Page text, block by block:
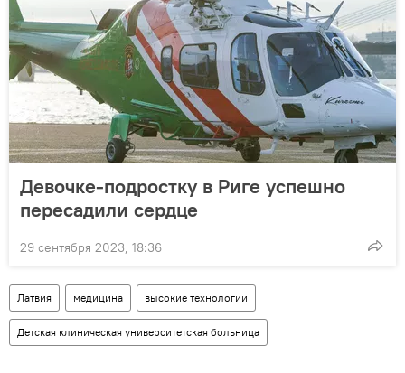
Девочке-подростку в Риге успешно
пересадили сердце
29 сентября 2023, 18:36
Латвия медицина высокие технологии
Детская клиническая университетская больница